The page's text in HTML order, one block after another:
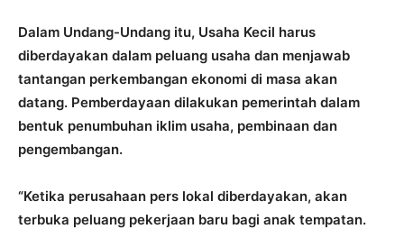
Dalam Undang-Undang itu, Usaha Kecil harus
diberdayakan dalam peluang usaha dan menjawab
tantangan perkembangan ekonomi di masa akan
datang. Pemberdayaan dilakukan pemerintah dalam
bentuk penumbuhan iklim usaha, pembinaan dan
pengembangan.
“Ketika perusahaan pers lokal diberdayakan, akan
terbuka peluang pekerjaan baru bagi anak tempatan.